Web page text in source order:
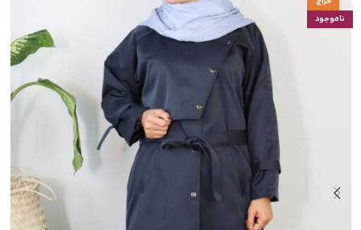
ناموجود